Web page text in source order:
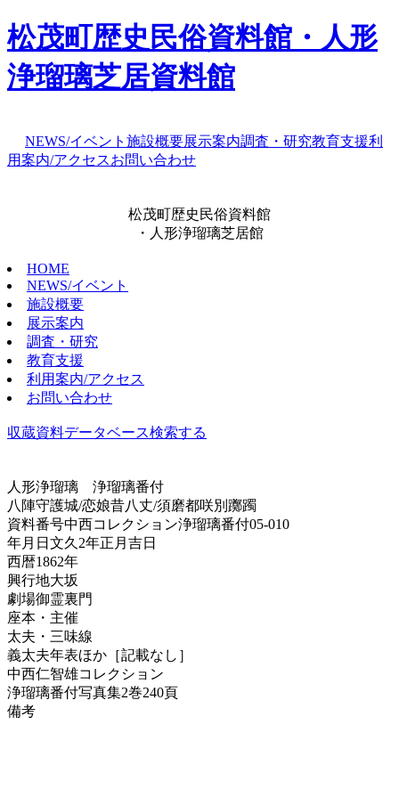
松茂町歴史民俗資料館・人形
浄瑠璃芝居資料館
NEWS/イベント 施設概要展示案内調査・研究教育支援利
用案内/アクセスお問い合わせ
松茂町歴史民俗資料館
・人形浄瑠璃芝居館
HOME
NEWS/イベント
施設概要
展示案内
調査・研究
教育支援
利用案内/アクセス
お問い合わせ
収蔵資料データベース検索する
人形浄瑠璃 浄瑠璃番付
八陣守護城/恋娘昔八丈/須磨都咲別躑躅
資料番号中西コレクション浄瑠璃番付05-010
年月日 文久2年正月吉日
西暦1862年
興行地大坂
劇場御霊裏門
座本・主催
太夫・三味線
義太夫年表ほか ［記載なし］
中西仁智雄コレクション
浄瑠璃番付写真集2巻240頁
備考